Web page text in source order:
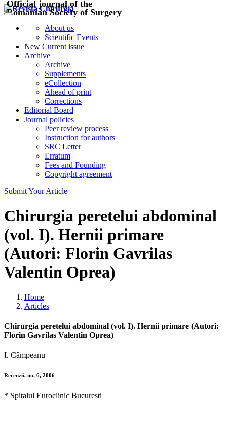
Official journal of the
Romanian Society of Surgery
About us
Scientific Events
New Current issue
Archive
Archive
Supplements
eCollection
Ahead of print
Corrections
Editorial Board
Journal policies
Peer review process
Instruction for authors
SRC Letter
Erratum
Fees and Founding
Copyright agreement
Submit Your Article
Chirurgia peretelui abdominal
(vol. I). Hernii primare
(Autori: Florin Gavrilas
Valentin Oprea)
Home
Articles
Chirurgia peretelui abdominal (vol. I). Hernii primare (Autori:
Florin Gavrilas Valentin Oprea)
I. Câmpeanu
Recenzii, no. 6, 2006
* Spitalul Euroclinic Bucuresti